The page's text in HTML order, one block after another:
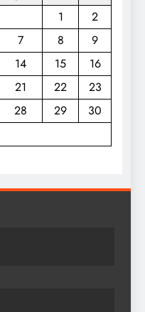
1
2
7 8
9
14 15
16
21 22
23
28 29
30